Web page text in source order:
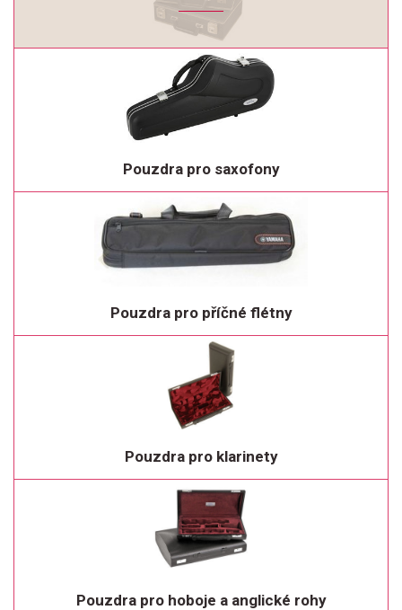
Pouzdra pro saxofony
Pouzdra pro příčné flétny
Pouzdra pro klarinety
Pouzdra pro hoboje a anglické rohy